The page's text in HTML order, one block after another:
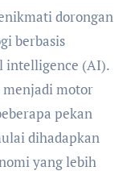
dorongan
berbasis
intelligence (AI).
menjadi motor
pekan
dihadapkan
yang lebih